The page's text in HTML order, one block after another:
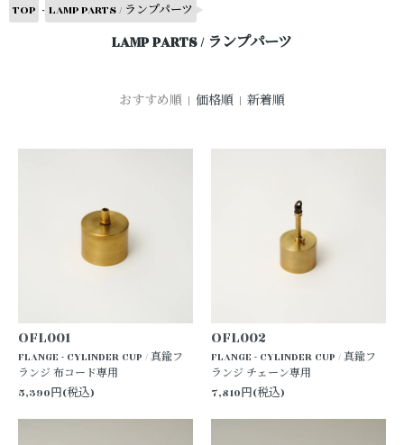
TOP - LAMP PARTS / ランプパーツ
LAMP PARTS / ランプパーツ
おすすめ順 | 価格順 | 新着順
OFL001
FLANGE - CYLINDER CUP / 真鍮フ
ランジ 布コード専用
5,390円(税込)
OFL002
FLANGE - CYLINDER CUP / 真鍮フ
ランジ チェーン専用
7,810円(税込)